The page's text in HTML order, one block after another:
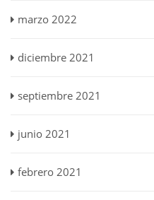
marzo 2022
diciembre 2021
septiembre 2021
junio 2021
febrero 2021